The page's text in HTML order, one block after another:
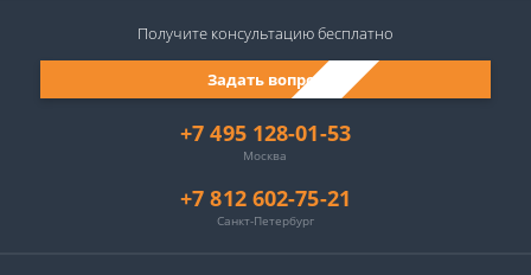
+7 495 128-01-53
Москва
+7 812 602-75-21
Санкт-Петербург
Задать вопрос
Получите консультациюбесплатно